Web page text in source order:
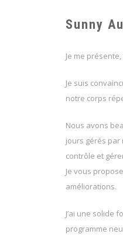
Sunny
Je me
Je suis
notre corps
Nous avons
jours gérés par
contrôle et
Je vous
améliorations.
J’ai une solide
programme